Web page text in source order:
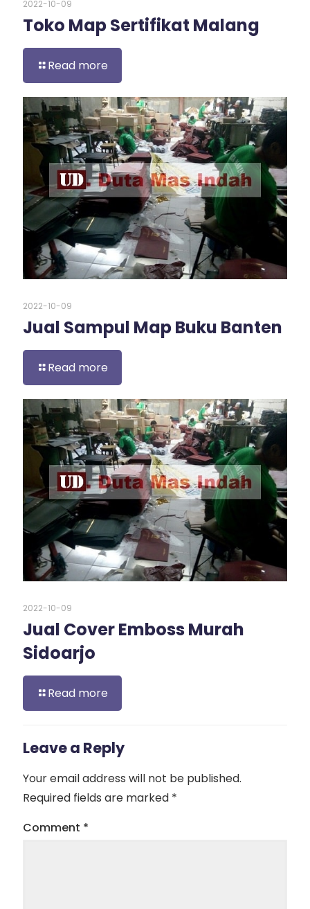
2022-10-09
Toko Map Sertifikat Malang
Read more
2022-10-09
Jual Sampul Map Buku Banten
Read more
2022-10-09
Jual Cover Emboss Murah
Sidoarjo
Read more
Leave a Reply
Your email address will not be published.
Required fields are marked *
Comment *